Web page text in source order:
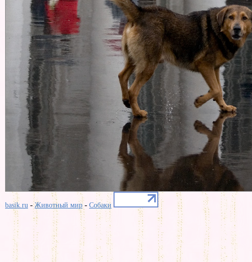
basik.ru -Животный мир- Собаки